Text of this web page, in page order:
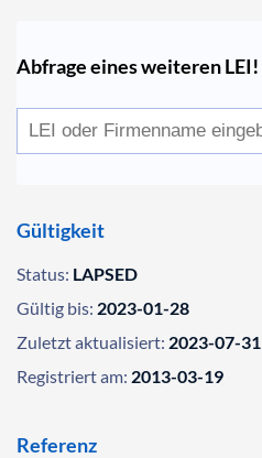
Abfrage eines weiteren LEI!
Gültigkeit
Status: LAPSED
Gültig bis: 2023-01-28
Zuletzt aktualisiert: 2023-07-31
Registriert am: 2013-03-19
Referenz